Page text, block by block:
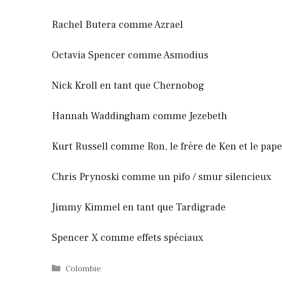
Rachel Butera comme Azrael
Octavia Spencer comme Asmodius
Nick Kroll en tant que Chernobog
Hannah Waddingham comme Jezebeth
Kurt Russell comme Ron, le frère de Ken et le pape
Chris Prynoski comme un pifo / smur silencieux
Jimmy Kimmel en tant que Tardigrade
Spencer X comme effets spéciaux
Catégories
Colombie